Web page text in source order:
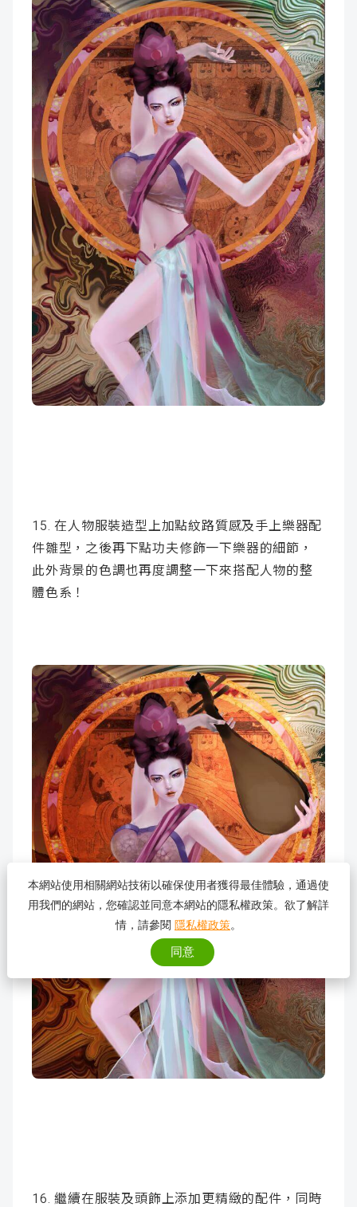
15. 在人物服裝造型上加點紋路質感及手上樂器配
件雛型，之後再下點功夫修飾一下樂器的細節，
此外背景的色調也再度調整一下來搭配人物的整
體色系！
16. 繼續在服裝及頭飾上添加更精緻的配件，同時
本網站使用相關網站技術以確保使用者獲得最佳體驗，通過使
用我們的網站，您確認並同意本網站的隱私權政策。欲了解詳
情，請參閱 隱私權政策。
同意